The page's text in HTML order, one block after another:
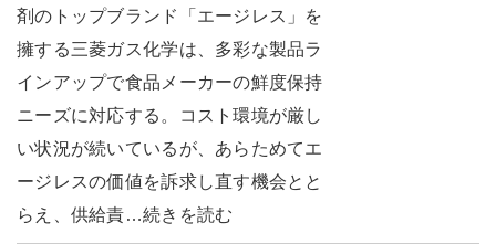
剤のトップブランド「エージレス」を
擁する三菱ガス化学は、多彩な製品ラ
インアップで食品メーカーの鮮度保持
ニーズに対応する。コスト環境が厳し
い状況が続いているが、あらためてエ
ージレスの価値を訴求し直す機会とと
らえ、供給責…続きを読む